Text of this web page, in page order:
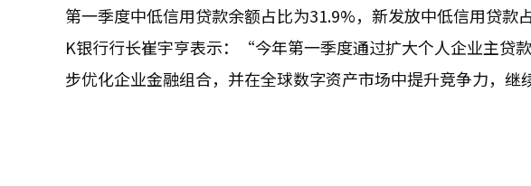
第一季度中低信用贷款余额占比为31.9%，新发放中低信用贷款
K银行行长崔宇亨表示：“今年第一季度通过扩大个人企业主贷
步优化企业金融组合，并在全球数字资产市场中提升竞争力，继